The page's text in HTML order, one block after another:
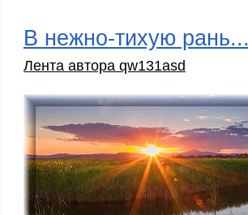
В нежно-тихую рань...
Лента автора qw131asd